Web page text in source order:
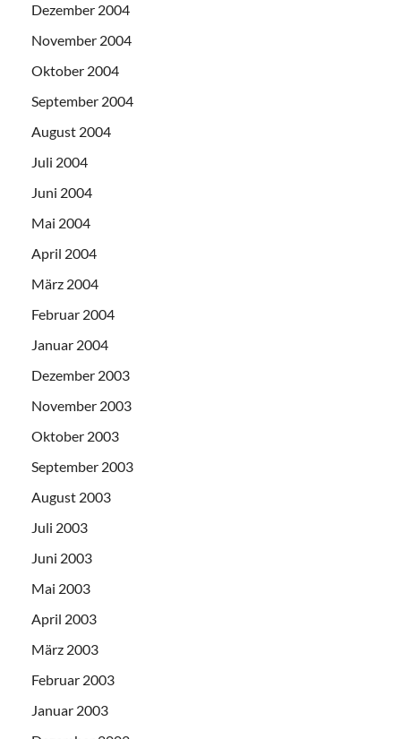
Dezember 2004
November 2004
Oktober 2004
September 2004
August 2004
Juli 2004
Juni 2004
Mai 2004
April 2004
März 2004
Februar 2004
Januar 2004
Dezember 2003
November 2003
Oktober 2003
September 2003
August 2003
Juli 2003
Juni 2003
Mai 2003
April 2003
März 2003
Februar 2003
Januar 2003